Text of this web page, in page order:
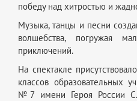
победу над хитростью и
Музыка, танцы и песни
волшебства, погружая
приключений.
На спектакле
классов образовательных
№7 имени Героя России